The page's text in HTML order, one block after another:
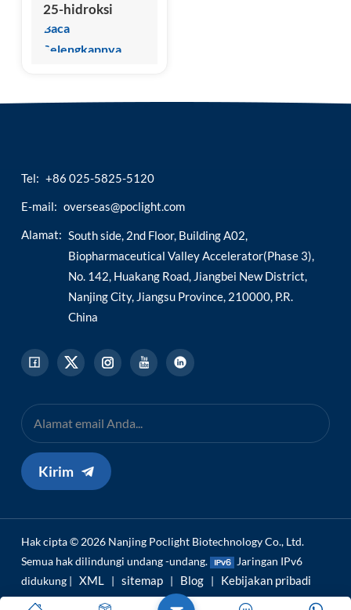
25-hidroksi
(Imunoassay
Chemiluminescence
Baca
Selengkapnya
Tel: +86 025-5825-5120
E-mail: overseas@poclight.com
Alamat: South side, 2nd Floor, Building A02,
Biopharmaceutical Valley Accelerator(Phase 3),
No. 142, Huakang Road, Jiangbei New District,
Nanjing City, Jiangsu Province, 210000, P.R.
China
Kirim
Hak cipta © 2026 Nanjing Poclight Biotechnology Co., Ltd.
Semua hak dilindungi undang -undang.
Jaringan IPv6
didukung | XML | sitemap | Blog | Kebijakan pribadi